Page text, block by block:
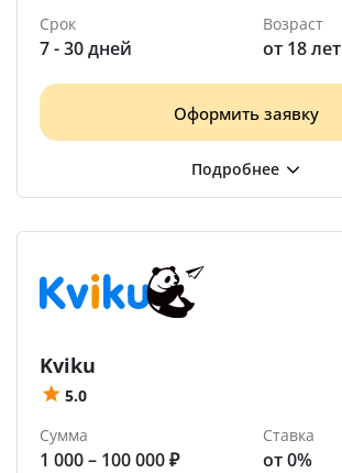
Срок
7 - 30 дней
Возраст
от 18 лет
Оформить заявку
Kviku
5.0
Сумма
1 000 – 100 000 ₽
Ставка
от 0%